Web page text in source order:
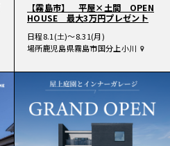
【霧島市】 平屋×土間 OPEN
HOUSE 最大3万円プレゼント
日程8.1(土)〜8.31(月)
場所鹿児島県霧島市国分上小川